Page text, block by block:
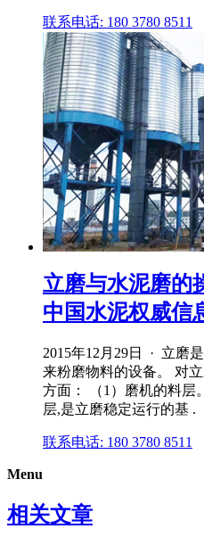
联系电话: 180 3780 8511
立磨与水泥磨的
中国水泥权威信
2015年12月29日 · 立磨
来粉磨物料的设备。 对
方面： （1）磨机的料层
层,是立磨稳定运行的基 .
联系电话: 180 3780 8511
Menu
相关文章